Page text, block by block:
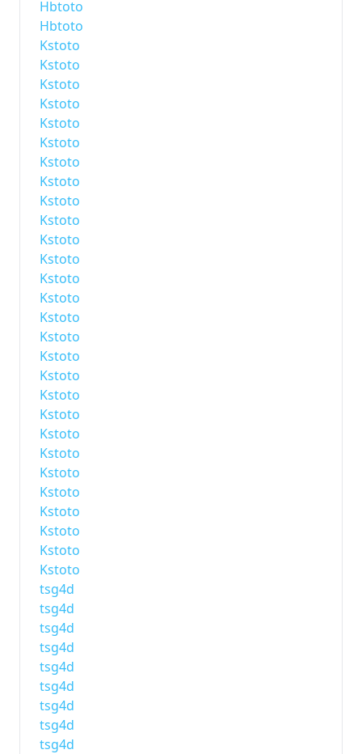
Hbtoto
Hbtoto
Kstoto
Kstoto
Kstoto
Kstoto
Kstoto
Kstoto
Kstoto
Kstoto
Kstoto
Kstoto
Kstoto
Kstoto
Kstoto
Kstoto
Kstoto
Kstoto
Kstoto
Kstoto
Kstoto
Kstoto
Kstoto
Kstoto
Kstoto
Kstoto
Kstoto
Kstoto
Kstoto
Kstoto
tsg4d
tsg4d
tsg4d
tsg4d
tsg4d
tsg4d
tsg4d
tsg4d
tsg4d